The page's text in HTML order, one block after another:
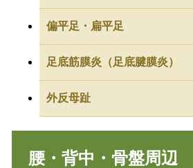
偏平足・扁平足
足底筋膜炎（足底腱膜炎）
外反母趾
腰・背中・骨盤周辺